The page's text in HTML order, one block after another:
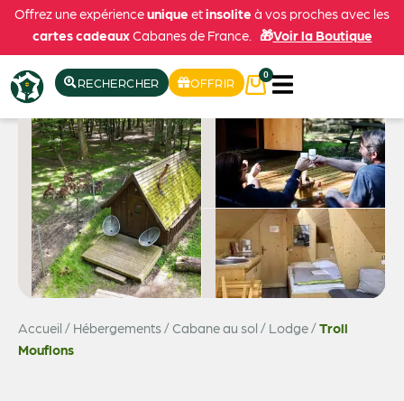
Offrez une expérienceunique etinsolite à vos proches avec les
cartes cadeauxCabanes de France. 🎁Voir la Boutique
RECHERCHER OFFRIR
0
Accueil / Hébergements/Cabane au sol / Lodge/Troll
Mouflons